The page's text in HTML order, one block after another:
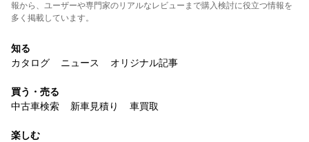
報から、ユーザーや専門家のリアルなレビューまで購入検討に役立つ情報を
多く掲載しています。
知る
カタログ
ニュース オリジナル記事
買う・売る
中古車検索
新車見積り 車買取
楽しむ